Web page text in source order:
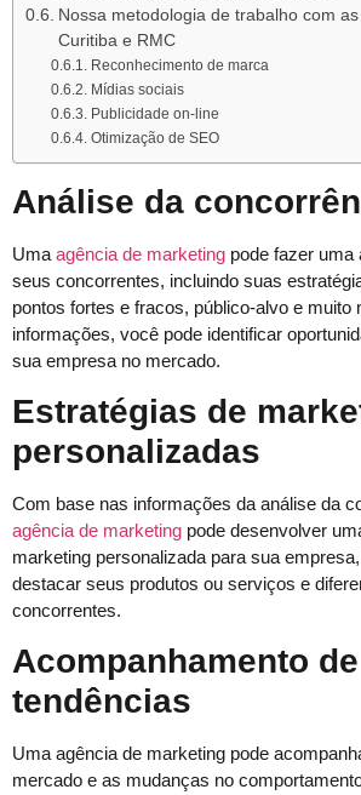
Nossa metodologia de trabalho com
Curitiba e RMC
Reconhecimento de marca
Mídias sociais
Publicidade on-line
Otimização de SEO
Análise da
Uma agência de marketing pode fazer uma
seus concorrentes, incluindo suas
pontos fortes e fracos, público-alvo e muito
informações, você pode identificar
sua empresa no mercado.
Estratégias de
personalizadas
Com base nas informações da análise da
agência de marketing pode desenvolver
marketing personalizada para sua
destacar seus produtos ou serviços e
concorrentes.
Acompanhamento de
tendências
Uma agência de marketing pode
mercado e as mudanças no